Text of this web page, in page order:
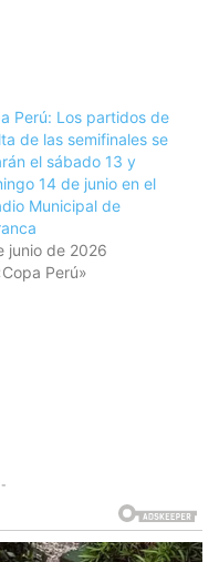
Perú: Los partidos de
de las semifinales se
el sábado 13 y
14 de junio en el
Municipal de
junio de 2026
Perú»